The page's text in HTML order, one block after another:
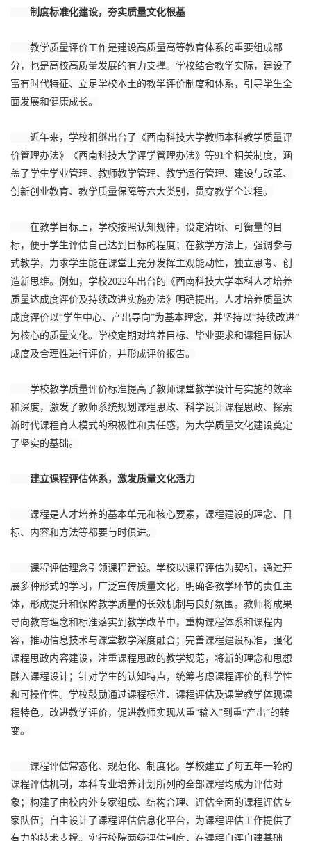
制度标准化建设，夯实质量文化根基
教学质量评价工作是建设高质量高等教育体系的重要组成部
分，也是高校高质量发展的有力支撑。学校结合教学实际，建设了
富有时代特征、立足学校本土的教学评价制度和体系，引导学生全
面发展和健康成长。
近年来，学校相继出台了《西南科技大学教师本科教学质量评
价管理办法》《西南科技大学评学管理办法》等91个相关制度，涵
盖了学生学业管理、教师教学管理、教学运行管理、建设与改革、
创新创业教育、教学质量保障等六大类别，贯穿教学全过程。
在教学目标上，学校按照认知规律，设定清晰、可衡量的目
标，便于学生评估自己达到目标的程度；在教学方法上，强调参与
式教学，力求学生能在课堂上充分发挥主观能动性，独立思考、创
造新思维。例如，学校2022年出台的《西南科技大学本科人才培养
质量达成度评价及持续改进实施办法》明确提出，人才培养质量达
成度评价以“学生中心、产出导向”为基本理念，并坚持以“持续改进”
为核心的质量文化。学校定期对培养目标、毕业要求和课程目标达
成度及合理性进行评价，并形成评价报告。
学校教学质量评价标准提高了教师课堂教学设计与实施的效率
和深度，激发了教师系统规划课程思政、科学设计课程思政、探索
新时代课程育人模式的积极性和责任感，为大学质量文化建设奠定
了坚实的基础。
建立课程评估体系，激发质量文化活力
课程是人才培养的基本单元和核心要素，课程建设的理念、目
标、内容和方法等都要与时俱进。
课程评估理念引领课程建设。学校以课程评估为契机，通过开
展多种形式的学习，广泛宣传质量文化，明确各教学环节的责任主
体，形成提升和保障教学质量的长效机制与良好氛围。教师将成果
导向教育理念和标准落实到教学改革中，重构课程体系和课程内
容，推动信息技术与课堂教学深度融合；完善课程建设标准，强化
课程思政内容建设，注重课程思政的教学规范，将新的理念和思想
融入课程设计；针对学生的认知特点，统筹考虑课程评价的科学性
和可操作性。学校鼓励通过课程标准、课程评估及课堂教学体现课
程特色，改进教学评价，促进教师实现从重“输入”到重“产出”的转
变。
课程评估常态化、规范化、制度化。学校建立了每五年一轮的
课程评估机制，本科专业培养计划所列的全部课程均成为评估对
象；构建了由校内外专家组成、结构合理、评估全面的课程评估专
家队伍；自主设计了课程评估信息化平台，为课程评估工作提供了
有力的技术支撑。实行校院两级评估制度，在课程自评自建基础